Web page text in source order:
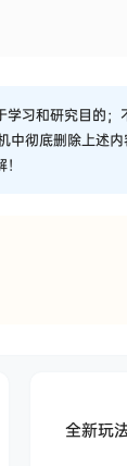
习和研究目的
彻底删除上述
全新玩